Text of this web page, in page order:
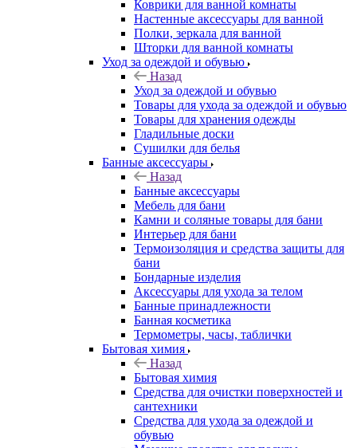
Коврики для ванной комнаты
Настенные аксессуары для ванной
Полки, зеркала для ванной
Шторки для ванной комнаты
Уход за одеждой и обувью
Назад
Уход за одеждой и обувью
Товары для ухода за одеждой и обувью
Товары для хранения одежды
Гладильные доски
Сушилки для белья
Банные аксессуары
Назад
Банные аксессуары
Мебель для бани
Камни и соляные товары для бани
Интерьер для бани
Термоизоляция и средства защиты для
бани
Бондарные изделия
Аксеcсуары для ухода за телом
Банные принадлежности
Банная косметика
Термометры, часы, таблички
Бытовая химия
Назад
Бытовая химия
Средства для очистки поверхностей и
сантехники
Средства для ухода за одеждой и
обувью